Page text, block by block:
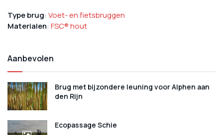
Type brug: Voet- en fietsbruggen
Materialen: FSC® hout
Aanbevolen
Brug met bijzondere leuning voor Alphen aan
den Rijn
Ecopassage Schie